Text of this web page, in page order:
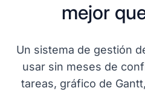
mejor
Un sistema de gestión
usar sin meses de
tareas, gráfico de